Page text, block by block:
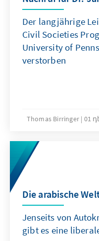
Der langjährige
Civil Societies
University of
verstorben
Thomas Birringer 01
Die arabische
Jenseits von
gibt es eine